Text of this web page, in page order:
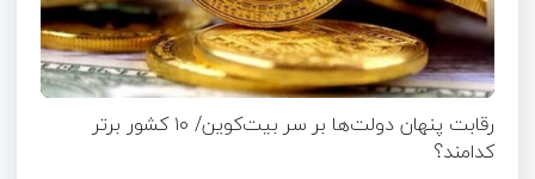
رقابت پنهان دولت‌ها بر سر بیت‌کوین/ ۱۰ کشور برتر
کدامند؟